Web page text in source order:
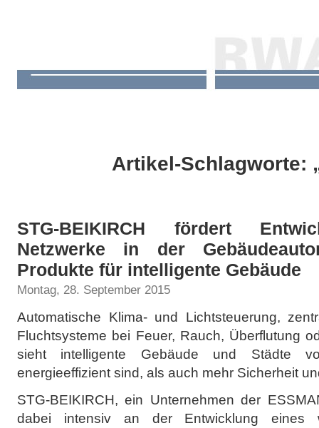
Artikel-Schlagworte:
STG-BEIKIRCH fördert
Netzwerke in der
Produkte für intelligente Gebäude
Montag, 28. September 2015
Automatische Klima- und Lichtsteuerung,
Fluchtsysteme bei Feuer, Rauch, Überflutung
sieht intelligente Gebäude und Städte
energieeffizient sind, als auch mehr Sicherheit
STG-BEIKIRCH, ein Unternehmen der
dabei intensiv an der Entwicklung eines